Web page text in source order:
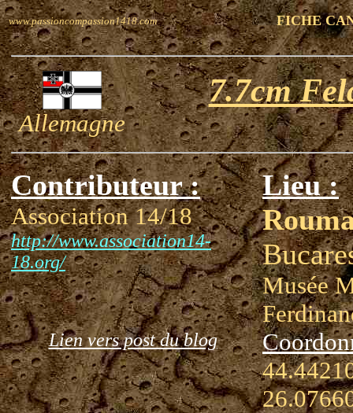
www.passioncompassion1418.com FICHE
Allemagne
7.7cm
Contributeur :
Association 14/18
http://www.association14-
18.org/
Lien vers post du blog
Lieu :
Musée